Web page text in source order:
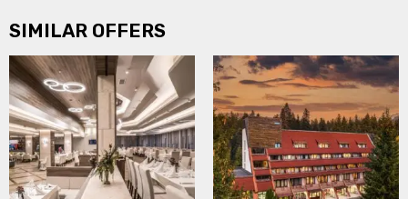
SIMILAR OFFERS